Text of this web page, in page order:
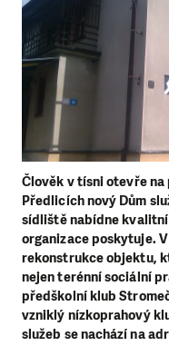
Člověk v tísni otevře
Předlicích nový Dům
sídliště nabídne
organizace poskytuje.
rekonstrukce objektu,
nejen terénní sociální
předškolní klub
vzniklý nízkoprahový
služeb se nachází na